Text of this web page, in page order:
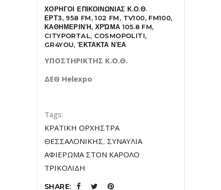
ΧΟΡΗΓΟΙ ΕΠΙΚΟΙΝΩΝΙΑΣ Κ.Ο.Θ.
ΕΡΤ3, 958 FM, 102 FM, TV100, FM100,
ΚΑΘΗΜΕΡΙΝΉ, ΧΡΏΜΑ 105.8 FM,
CITYPORTAL, COSMOPOLITI,
GR4YOU, ΈΚΤΑΚΤΑ ΝΈΑ
ΥΠΟΣΤΗΡΙΚΤΗΣ Κ.Ο.Θ.
ΔΕΘ Helexpo
Tags:
ΚΡΑΤΙΚΗ ΟΡΧΗΣΤΡΑ
ΘΕΣΣΑΛΟΝΙΚΗΣ, ΣΥΝΑΥΛΙΑ
ΑΦΙΕΡΩΜΑ ΣΤΟΝ ΚΑΡΟΛΟ
ΤΡΙΚΟΛΙΔΗ
SHARE: